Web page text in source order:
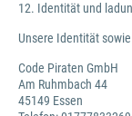
12. Identität und
Unsere Identität
Code Piraten GmbH
Am Ruhmbach 44
45149 Essen